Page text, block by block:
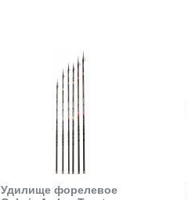
Удилище форелевое